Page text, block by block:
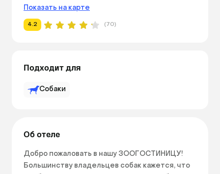
Показать на карте
4.2 (70)
Подходит для
Собаки
Об отеле
Добро пожаловать в нашу ЗООГОСТИНИЦУ!
Большинству владельцев собак кажется, что